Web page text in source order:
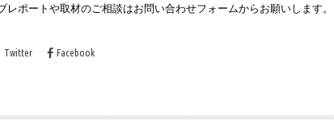
レポートや取材のご相談はお問い合わせフォームからお願いします。
Twitter Facebook